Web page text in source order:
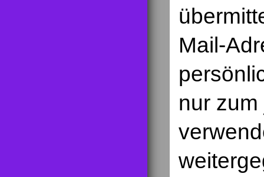
Mail-
nur